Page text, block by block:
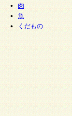
本人か
報の利
停止・
といいま
開示等
ぱくす
m
個人情
意をい
肉
魚
くだもの